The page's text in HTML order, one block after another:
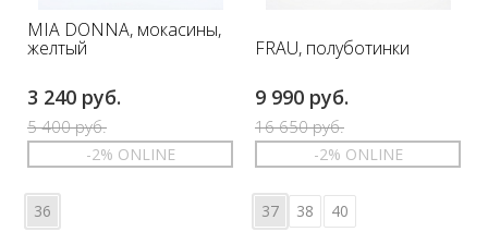
MIA DONNA, мокасины,
желтый
3 240 руб.
5 400 руб.
-2% ONLINE
36
FRAU, полуботинки
9 990 руб.
16 650 руб.
-2% ONLINE
37 38 40